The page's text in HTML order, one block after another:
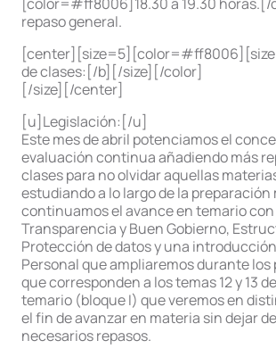
repaso general.
de clases:[/b][/size][/color]
[/size][/center]
[u]Legislación:[/u]
Este mes de abril potenciamos el
evaluación continua añadiendo más
clases para no olvidar aquellas
estudiando a lo largo de la
continuamos el avance en temario
Transparencia y Buen Gobierno,
Protección de datos y una
Personal que ampliaremos durante los
que corresponden a los temas 12 y 13
temario (bloque I) que veremos en
el fin de avanzar en materia sin dejar
necesarios repasos.